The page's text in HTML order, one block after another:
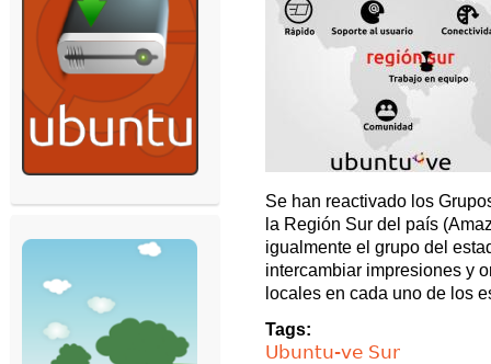
Se han reactivado los
la Región Sur del país
igualmente el grupo del
intercambiar impresiones y
locales en cada uno de los
Tags:
Ubuntu-ve Sur